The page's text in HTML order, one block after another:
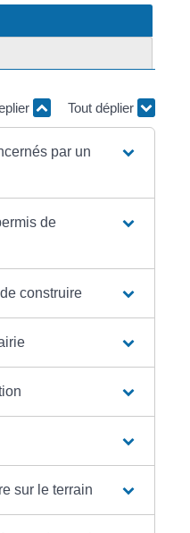
Tout déplier
par un
de
construire
sur le terrain